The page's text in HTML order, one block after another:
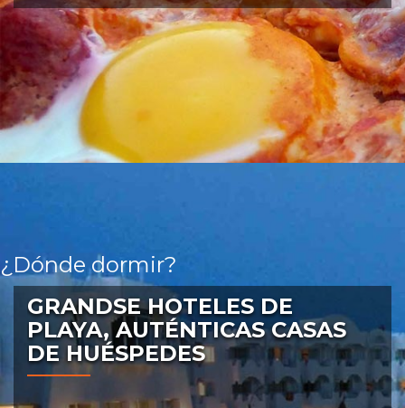
¿Dónde dormir?
GRANDSE HOTELES DE
PLAYA, AUTÉNTICAS CASAS
DE HUÉSPEDES